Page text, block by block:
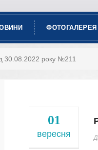
ФОТОГАЛЕРЕЯ
30.08.2022 року №211
01
вересня